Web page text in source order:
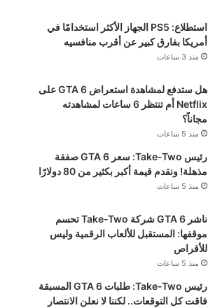
استطلاع: PS5 الجهاز الأكثر استخدامًا في
أمريكا بفارق كبير عن أقرب منافسيه
منذ 3 ساعات
هل ستدفع لمشاهدة استعراض GTA 6 على
Netflix أم تنتظر 6 ساعات لمشاهدته
مجاناً؟
منذ 5 ساعات
رئيس Take-Two: سعر GTA 6 صفقة
مذهلة! ونقدم قيمة أكبر بكثير من 80 دولارًا
منذ 5 ساعات
ناشر GTA 6 شركة Take-Two تحسم
موقفها: المستقبل للألعاب الرقمية وليس
للأقراص
منذ 5 ساعات
رئيس Take-Two: طلبات GTA 6 المسبقة
فاقت كل التوقعات.. لكننا لا نعلن الانتصار